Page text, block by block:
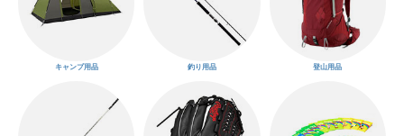
キャンプ用品 釣り用品 登山用品